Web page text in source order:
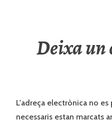
Deixa
L'adreça electrònica no es
necessaris estan marcats